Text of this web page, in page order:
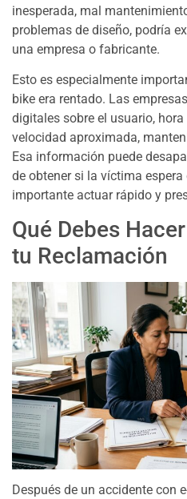
inesperada, mal
problemas de diseño, podría
una empresa o fabricante.
Esto es especialmente
bike era rentado. Las
digitales sobre el usuario,
velocidad aproximada,
Esa información puede
de obtener si la víctima
importante actuar rápido y
Qué Debes
tu Reclamación
Después de un accidente con